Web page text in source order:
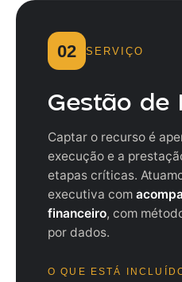
02 SERVIÇO
Gestão de
Captar o recurso é
execução e a
etapas críticas.
executiva com
financeiro, com
por dados.
O QUE ESTÁ